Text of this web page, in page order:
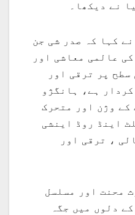
نے دیکھا۔
کہا کہ صدر شی جن
عالمی معاشی اور
پر ترقی اور
ہے، ہانگژو
کے وژن اور متحرک
اینڈ روڈ اینشی
، ترقی اور
محنت اور مسلسل
دلوں میں جگہ